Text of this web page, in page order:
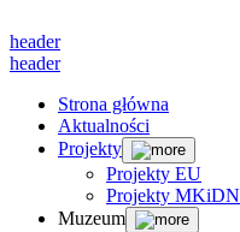
header
header
Strona główna
Aktualności
Projekty
Projekty EU
Projekty MKiDN
Muzeum